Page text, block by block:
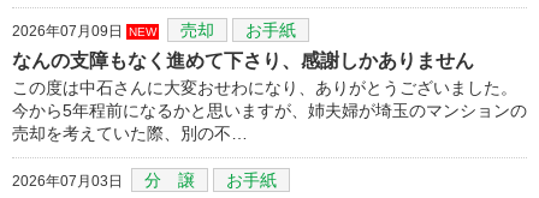
2026年07月09日 NEW 売却 お手紙
なんの支障もなく進めて下さり、感謝しかありません
この度は中石さんに大変おせわになり、ありがとうございました。
今から5年程前になるかと思いますが、姉夫婦が埼玉のマンションの
売却を考えていた際、別の不…
2026年07月03日 分 譲 お手紙